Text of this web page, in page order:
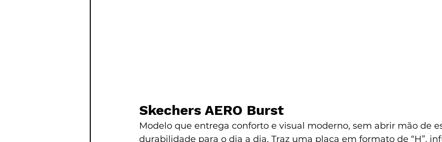
Skechers AERO Burst
Modelo que entrega conforto e visual moderno, sem abrir mão de
durabilidade para o dia a dia. Traz uma placa em formato de “H”,